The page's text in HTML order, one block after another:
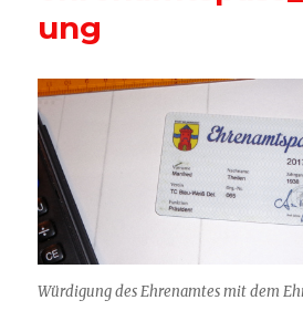
ung
Würdigung des Ehrenamtes mit dem